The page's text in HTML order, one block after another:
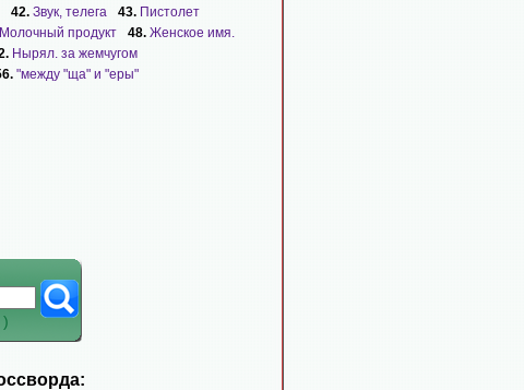
42. Звук, телега 43. Пистолет
Молочный продукт 48. Женское имя.
Нырял. за жемчугом
"между "ща" и "еры"
)